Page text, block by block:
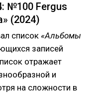
№100 Fergus
(2024)
список «Альбомы
записей
отражает
и
на сложности в